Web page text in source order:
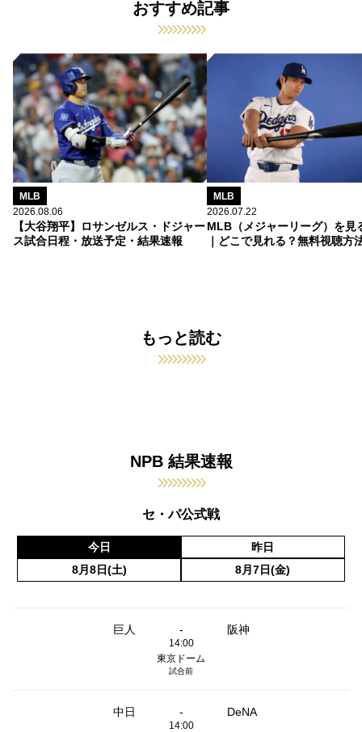
おすすめ記事
MLB
2026.08.06
【大谷翔平】ロサンゼルス・ドジャー
ス試合日程・放送予定・結果速報
MLB
2026.07.22
MLB（メジャーリーグ）を見
｜どこで見れる？無料視聴方
もっと読む
NPB 結果速報
セ・パ公式戦
今日
昨日
8月8日(土)
8月7日(金)
巨人 - 阪神
14:00
東京ドーム
試合前
中日 - DeNA
14:00